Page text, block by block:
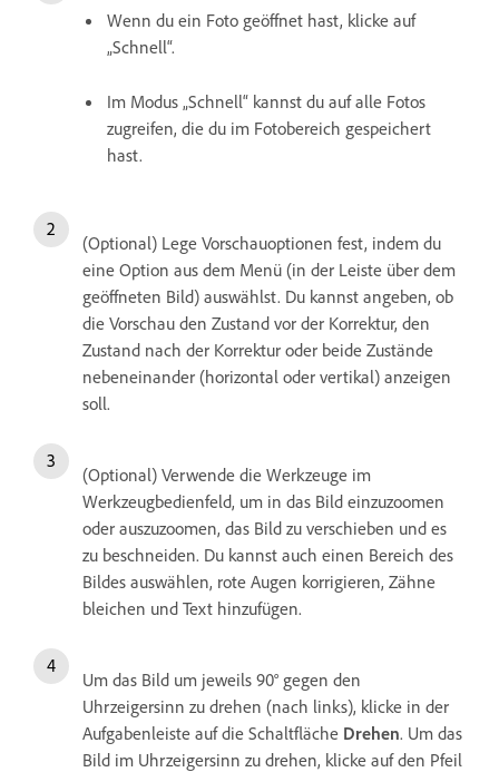
Wenn du ein Foto geöffnet hast, klicke auf
„Schnell“.
Im Modus „Schnell“ kannst du auf alle Fotos
zugreifen, die du im Fotobereich gespeichert
hast.
(Optional) Lege Vorschauoptionen fest, indem du
eine Option aus dem Menü (in der Leiste über dem
geöffneten Bild) auswählst. Du kannst angeben, ob
die Vorschau den Zustand vor der Korrektur, den
Zustand nach der Korrektur oder beide Zustände
nebeneinander (horizontal oder vertikal) anzeigen
soll.
(Optional) Verwende die Werkzeuge im
Werkzeugbedienfeld, um in das Bild einzuzoomen
oder auszuzoomen, das Bild zu verschieben und es
zu beschneiden. Du kannst auch einen Bereich des
Bildes auswählen, rote Augen korrigieren, Zähne
bleichen und Text hinzufügen.
Um das Bild um jeweils 90° gegen den
Uhrzeigersinn zu drehen (nach links), klicke in der
Aufgabenleiste auf die Schaltfläche Drehen. Um das
Bild im Uhrzeigersinn zu drehen, klicke auf den Pfeil